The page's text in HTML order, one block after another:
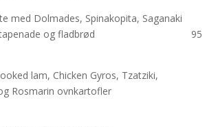
med Dolmades, Spinakopita, Saganaki
tapenade og fladbrød 95
lam, Chicken Gyros, Tzatziki,
og Rosmarin ovnkartofler